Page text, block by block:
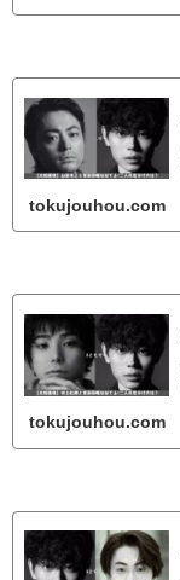
tokujouhou.com
tokujouhou.com